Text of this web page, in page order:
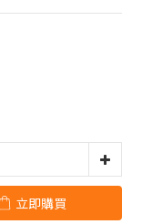
立即購買